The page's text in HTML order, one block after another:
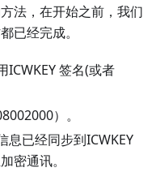
法，在开始之前，我们
已经完成。
签名(或者
）。
已经同步到ICWKEY
密通讯。